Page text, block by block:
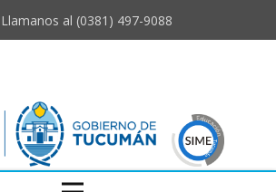
Llamanos al (0381) ​497-9088